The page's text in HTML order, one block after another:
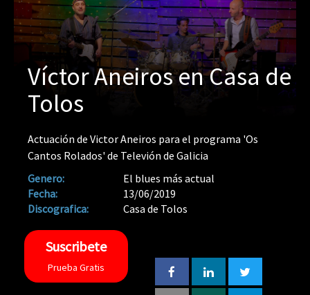
Víctor Aneiros en Casa de
Tolos
Actuación de Victor Aneiros para el programa 'Os
Cantos Rolados' de Televión de Galicia
Genero:
El blues más actual
Fecha:
13/06/2019
Discografica:
Casa de Tolos
Suscribete
Prueba Gratis